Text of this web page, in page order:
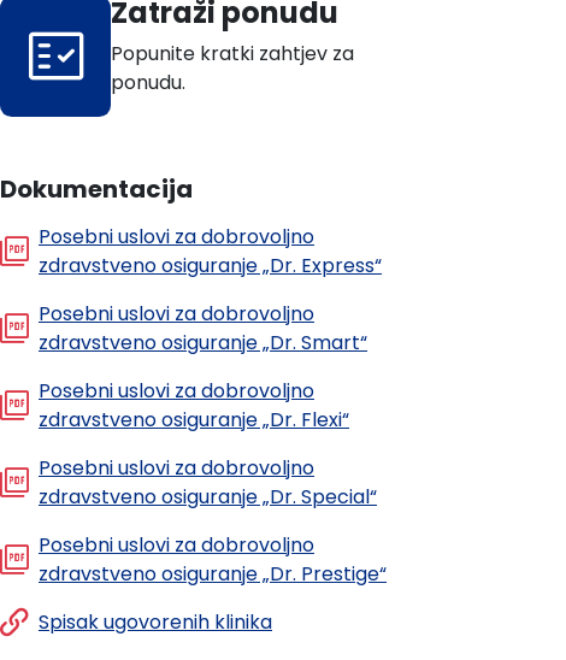
Zatraži ponudu
Popunite kratki zahtjev za
ponudu.
Dokumentacija
Posebni uslovi za dobrovoljno
zdravstveno osiguranje „Dr. Express“
Posebni uslovi za dobrovoljno
zdravstveno osiguranje „Dr. Smart“
Posebni uslovi za dobrovoljno
zdravstveno osiguranje „Dr. Flexi“
Posebni uslovi za dobrovoljno
zdravstveno osiguranje „Dr. Special“
Posebni uslovi za dobrovoljno
zdravstveno osiguranje „Dr. Prestige“
Spisak ugovorenih klinika